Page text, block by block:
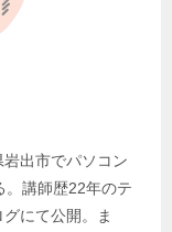
出市でパソコン
。講師歴22年のテ
にて公開。ま